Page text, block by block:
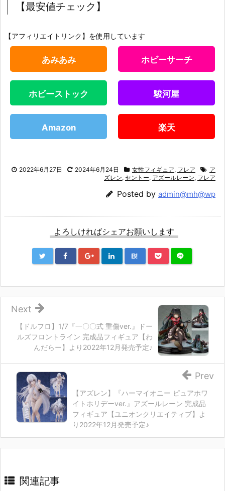
【最安値チェック】
【アフィリエイトリンク】を使用しています
あみあみ ホビーサーチ
ホビーストック 駿河屋
Amazon 楽天
2022年6月27日 2024年6月24日 女性フィギュア, フレア
ア
ズレン, セントー, アズールレーン, フレア
Posted by admin@mh@wp
よろしければシェアお願いします
B!
【ドルフロ】1/7『一〇〇式 重傷ver.』ドー
ルズフロントライン 完成品フィギュア【わ
んだらー】より2022年12月発売予定♪
Next
【アズレン】『ハーマイオニー ピュアホワ
イトホリデーver.』アズールレーン 完成品
フィギュア【ユニオンクリエイティブ】よ
り2022年12月発売予定♪
Prev
関連記事